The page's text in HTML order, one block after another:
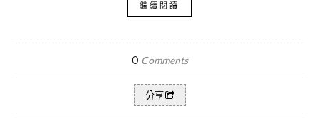
繼續閱讀
0 Comments
分享